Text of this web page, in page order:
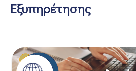
Εξυπηρέτησης